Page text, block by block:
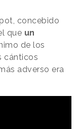
concebido
que un
de los
cánticos
adverso era